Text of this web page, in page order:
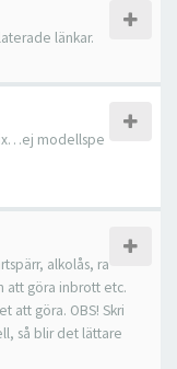
länkar.
modellspe
alkolås, ra
att göra inbrott etc.
att göra. OBS! Skri
så blir det lättare